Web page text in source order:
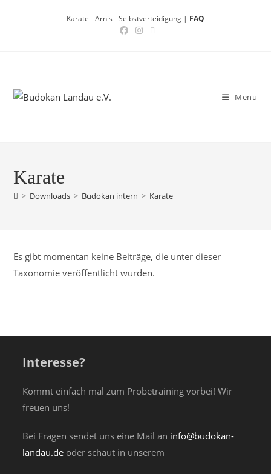
Karate - Arnis - Selbstverteidigung | FAQ
Menü
Karate
> Downloads > Budokan intern > Karate
Es gibt momentan keine Beiträge, die unter dieser
Taxonomie veröffentlicht wurden.
Interesse?
Kommt einfach mal zum Probetraining vorbei! Wir
freuen uns!
Bei Fragen sendet uns eine Mail an info@budokan-
landau.de oder schaut in unserem